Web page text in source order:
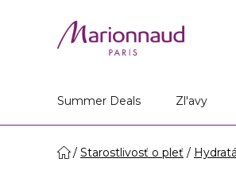
Summer Deals Zl'avy
Starostlivosť o pleť